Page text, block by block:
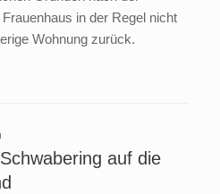
in der Regel nicht
Wohnung zurück.
auf die